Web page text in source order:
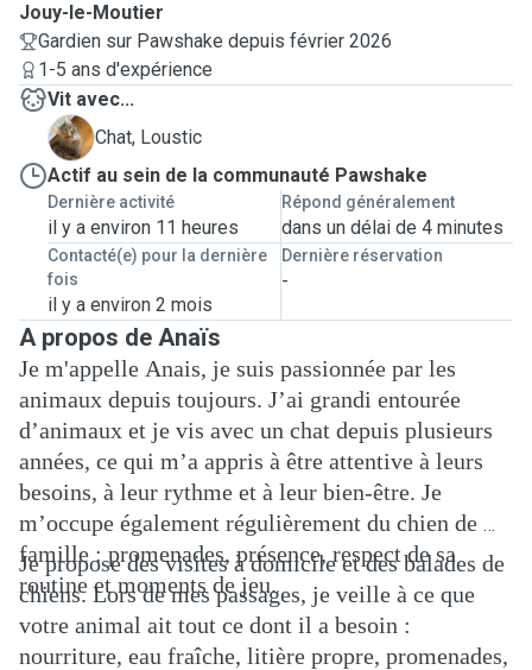
Jouy-le-Moutier
Gardien sur Pawshake depuis février 2026
1-5 ans d'expérience
Vit avec...
L
Chat, Loustic
Actif au sein de la communauté Pawshake
Dernière activité
il y a environ 11 heures
Répond généralement
dans un délai de 4 minutes
Contacté(e) pour la dernière
fois
il y a environ 2 mois
Dernière réservation
-
A propos de Anaïs
Je m'appelle Anais, je suis passionnée par les
animaux depuis toujours. J’ai grandi entourée
d’animaux et je vis avec un chat depuis plusieurs
années, ce qui m’a appris à être attentive à leurs
besoins, à leur rythme et à leur bien-être. Je
m’occupe également régulièrement du chien de ma
famille : promenades, présence, respect de sa
routine et moments de jeu.
Je propose des visites à domicile et des balades de
chiens. Lors de mes passages, je veille à ce que
votre animal ait tout ce dont il a besoin :
nourriture, eau fraîche, litière propre, promenades,